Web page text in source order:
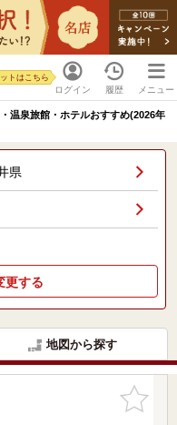
ログイン
トはこちら
履歴 メニュー
温泉旅館・ホテルおすすめ(2026年
県
更する
地図から探す
お気に入
りに追加